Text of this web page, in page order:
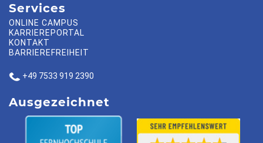
Services
ONLINE CAMPUS
KARRIEREPORTAL
KONTAKT
BARRIEREFREIHEIT
+49 7533 919 2390
Ausgezeichnet